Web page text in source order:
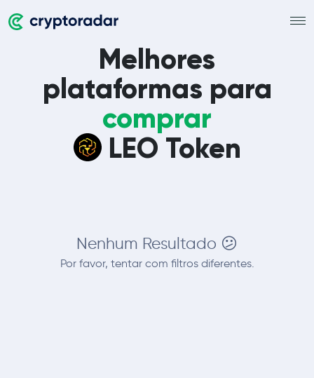
Melhores
plataformas para
comprar
LEO Token
Nenhum Resultado 😕
Por favor, tentar com filtros diferentes.